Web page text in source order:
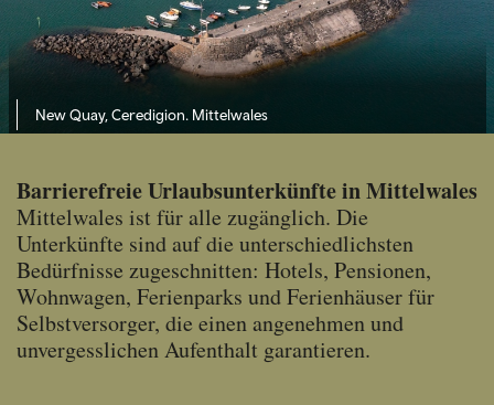
New Quay, Ceredigion. Mittelwales
Barrierefreie Urlaubsunterkünfte in Mittelwales
Mittelwales ist für alle zugänglich. Die
Unterkünfte sind auf die unterschiedlichsten
Bedürfnisse zugeschnitten: Hotels, Pensionen,
Wohnwagen, Ferienparks und Ferienhäuser für
Selbstversorger, die einen angenehmen und
unvergesslichen Aufenthalt garantieren.